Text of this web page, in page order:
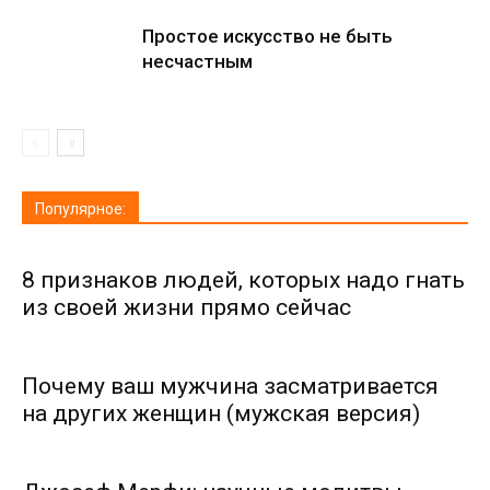
Простое искусство не быть
несчастным
Популярное:
8 признаков людей, которых надо гнать
из своей жизни прямо сейчас
Почему ваш мужчина засматривается
на других женщин (мужская версия)